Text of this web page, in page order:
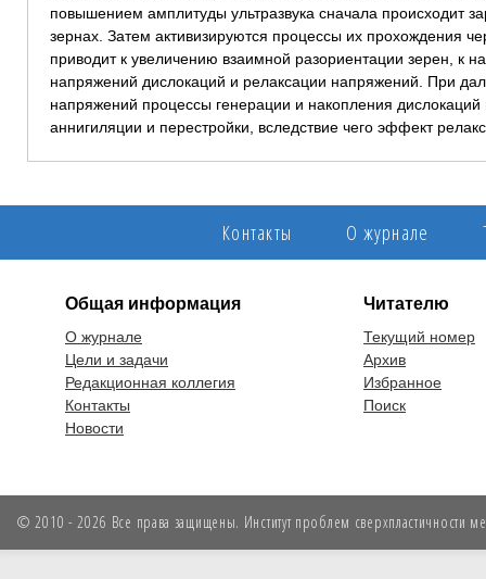
повышением амплитуды ультразвука сначала происходит
зернах. Затем активизируются процессы их прохождения
приводит к увеличению взаимной разориентации зерен, к
напряжений дислокаций и релаксации напряжений. При
напряжений процессы генерации и накопления
аннигиляции и перестройки, вследствие чего эффект
Контакты О журнале
Общая информация
О журнале
Цели и задачи
Редакционная коллегия
Контакты
Новости
Читателю
Текущий номер
Архив
Избранное
Поиск
© 2010 - 2026 Все права защищены. Институт проблем сверхпластичности